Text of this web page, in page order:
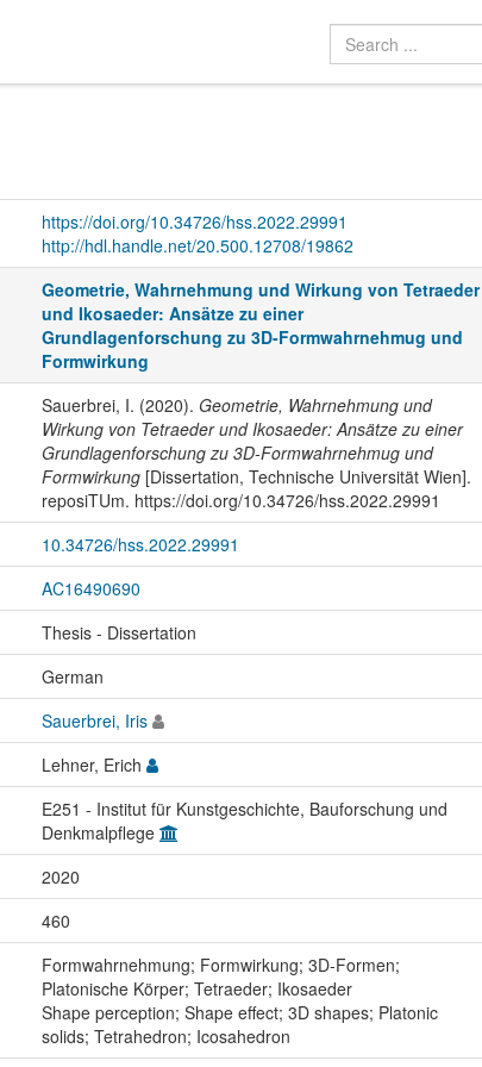
https://doi.org/10.34726/hss.2022.29991
http://hdl.handle.net/20.500.12708/19862
Geometrie, Wahrnehmung und Wirkung von Tetraeder
und Ikosaeder: Ansätze zu einer
Grundlagenforschung zu 3D-Formwahrnehmug und
Formwirkung
Sauerbrei, I. (2020). Geometrie, Wahrnehmung und
Wirkung von Tetraeder und Ikosaeder: Ansätze zu einer
Grundlagenforschung zu 3D-Formwahrnehmug und
Formwirkung[Dissertation, Technische Universität Wien].
reposiTUm. https://doi.org/10.34726/hss.2022.29991
10.34726/hss.2022.29991
AC16490690
Thesis - Dissertation
German
Sauerbrei, Iris
Lehner, Erich
E251 - Institut für Kunstgeschichte, Bauforschung und
Denkmalpflege
2020
460
Formwahrnehmung; Formwirkung; 3D-Formen;
Platonische Körper; Tetraeder; Ikosaeder
Shape perception; Shape effect; 3D shapes; Platonic
solids; Tetrahedron; Icosahedron